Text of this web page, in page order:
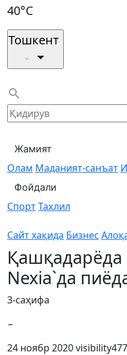
40°C
Тошкент
Жамият
Олам Маданият-санъат
Фойдали
СпортТаҳлил
Сайт хақида Бизнес
Қашқадарёда
Nexia`да
3-саҳифа
−
24 ноябр 2020visibility